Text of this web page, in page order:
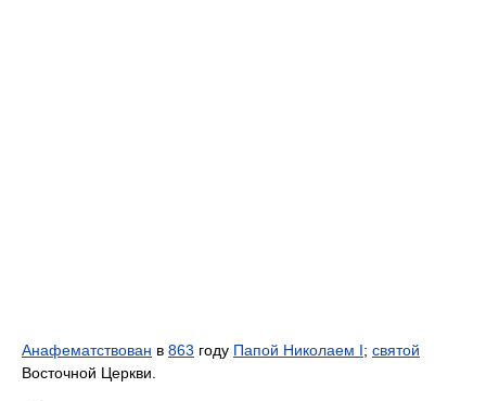
Анафематствован в 863 году Папой Николаем I; святой
Восточной Церкви.